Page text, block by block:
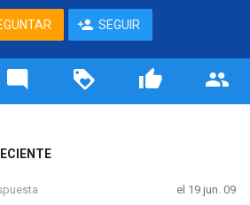
SEGUIR
el 19 jun. 09